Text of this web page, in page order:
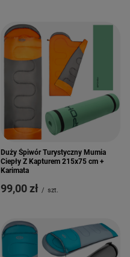
Duży Śpiwór Turystyczny Mumia
Ciepły Z Kapturem 215x75 cm +
Karimata
99,00 zł / szt.